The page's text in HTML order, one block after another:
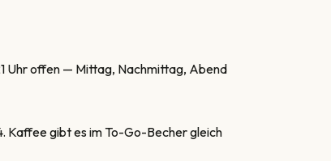
Uhr offen — Mittag, Nachmittag, Abend
. Kaffee gibt es im To-Go-Becher gleich